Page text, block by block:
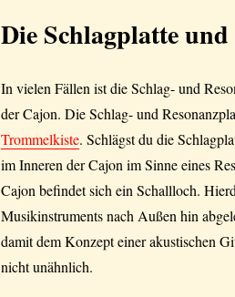
Die Schlagplatte
In vielen Fällen ist die Schlag- und
der Cajon. Die Schlag- und
Trommelkiste. Schlägst du die
im Inneren der Cajon im Sinne eines
Cajon befindet sich ein Schallloch.
Musikinstruments nach Außen hin
damit dem Konzept einer akustischen
nicht unähnlich.